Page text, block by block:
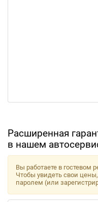
Расширенная
в нашем
Вы работаете в
Чтобы увидеть свои
паролем (или